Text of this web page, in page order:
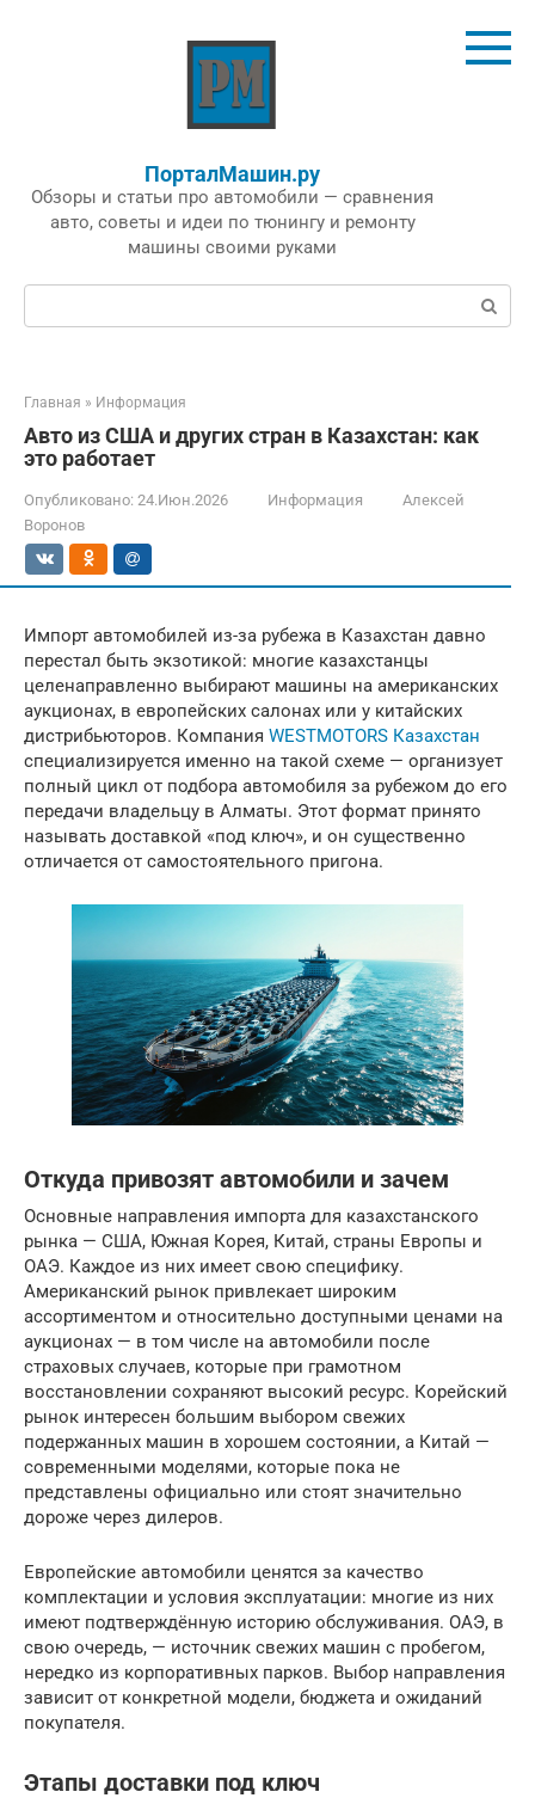
ПорталМашин.ру
Обзоры и статьи про автомобили — сравнения
авто, советы и идеи по тюнингу и ремонту
машины своими руками
Поиск:
Главная » Информация
Авто из США и других стран в Казахстан: как
это работает
Опубликовано: 24.Июн.2026 Информация
Алексей
Воронов
Импорт автомобилей из-за рубежа в Казахстан давно
перестал быть экзотикой: многие казахстанцы
целенаправленно выбирают машины на американских
аукционах, в европейских салонах или у китайских
дистрибьюторов. Компания WESTMOTORS Казахстан
специализируется именно на такой схеме — организует
полный цикл от подбора автомобиля за рубежом до его
передачи владельцу в Алматы. Этот формат принято
называть доставкой «под ключ», и он существенно
отличается от самостоятельного пригона.
Откуда привозят автомобили и зачем
Основные направления импорта для казахстанского
рынка — США, Южная Корея, Китай, страны Европы и
ОАЭ. Каждое из них имеет свою специфику.
Американский рынок привлекает широким
ассортиментом и относительно доступными ценами на
аукционах — в том числе на автомобили после
страховых случаев, которые при грамотном
восстановлении сохраняют высокий ресурс. Корейский
рынок интересен большим выбором свежих
подержанных машин в хорошем состоянии, а Китай —
современными моделями, которые пока не
представлены официально или стоят значительно
дороже через дилеров.
Европейские автомобили ценятся за качество
комплектации и условия эксплуатации: многие из них
имеют подтверждённую историю обслуживания. ОАЭ, в
свою очередь, — источник свежих машин с пробегом,
нередко из корпоративных парков. Выбор направления
зависит от конкретной модели, бюджета и ожиданий
покупателя.
Этапы доставки под ключ